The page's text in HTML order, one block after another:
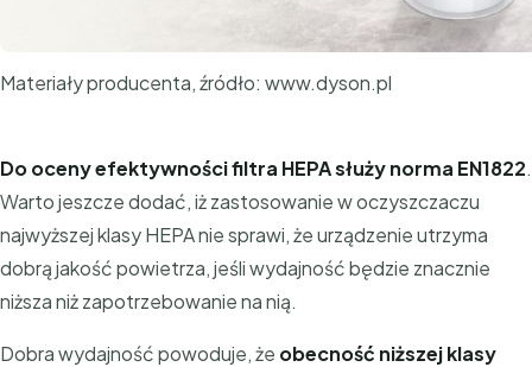
Materiały producenta, źródło: www.dyson.pl
Do oceny efektywności filtra HEPA służy norma EN1822.
Warto jeszcze dodać, iż zastosowanie w oczyszczaczu
najwyższej klasy HEPA nie sprawi, że urządzenie utrzyma
dobrą jakość powietrza, jeśli wydajność będzie znacznie
niższa niż zapotrzebowanie na nią.
Dobra wydajność powoduje, że obecność niższej klasy